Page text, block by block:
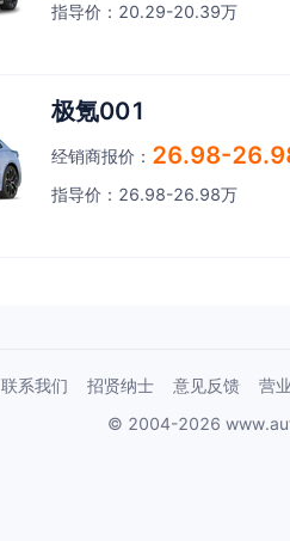
指导价：20.29-20.39万
极氪001
经销商报价： 26.98-
指导价：26.98-26.98万
联系我们 招贤纳士 意见反馈
营
© 2004-2026